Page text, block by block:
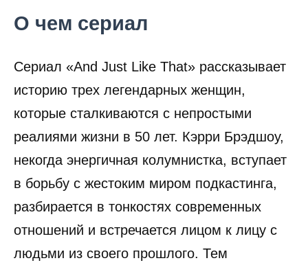
О чем сериал
Сериал «And Just Like That» рассказывает
историю трех легендарных женщин,
которые сталкиваются с непростыми
реалиями жизни в 50 лет. Кэрри Брэдшоу,
некогда энергичная колумнистка, вступает
в борьбу с жестоким миром подкастинга,
разбирается в тонкостях современных
отношений и встречается лицом к лицу с
людьми из своего прошлого. Тем